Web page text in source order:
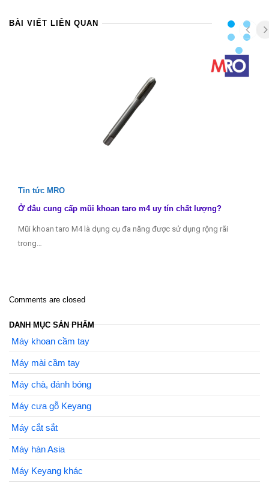
BÀI VIẾT LIÊN QUAN
Tin tức MRO
Ở đâu cung cấp mũi khoan taro m4 uy tín chất lượng?
Mũi khoan taro M4 là dụng cụ đa năng được sử dụng rộng rãi
trong…
Comments are closed
DANH MỤC SẢN PHẨM
Máy khoan cầm tay
Máy mài cầm tay
Máy chà, đánh bóng
Máy cưa gỗ Keyang
Máy cắt sắt
Máy hàn Asia
Máy Keyang khác